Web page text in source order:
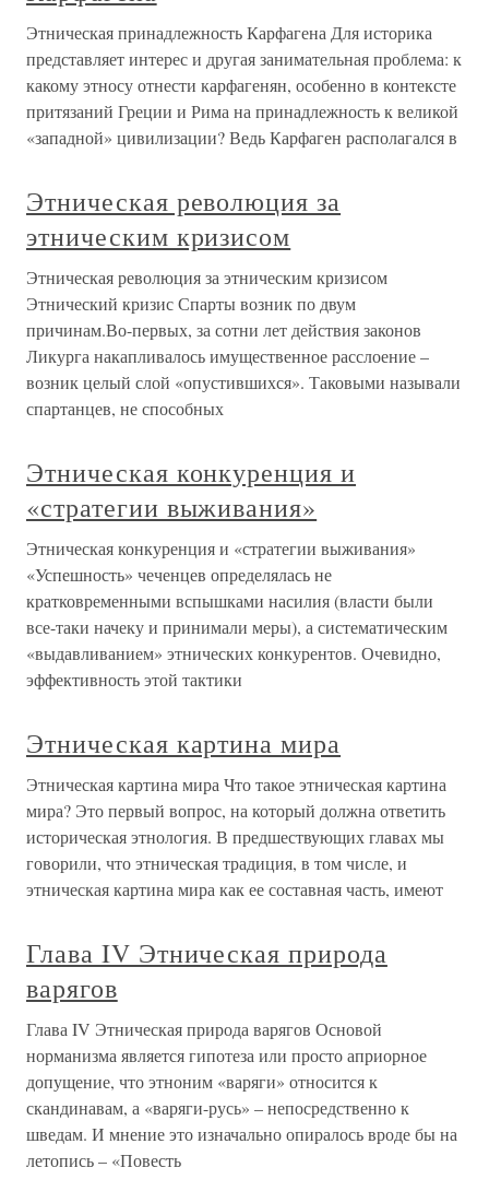
Этническая принадлежность Карфагена Для историка
представляет интерес и другая занимательная проблема: к
какому этносу отнести карфагенян, особенно в контексте
притязаний Греции и Рима на принадлежность к великой
«западной» цивилизации? Ведь Карфаген располагался в
Этническая революция за
этническим кризисом
Этническая революция за этническим кризисом
Этнический кризис Спарты возник по двум
причинам.Во-первых, за сотни лет действия законов
Ликурга накапливалось имущественное расслоение –
возник целый слой «опустившихся». Таковыми называли
спартанцев, не способных
Этническая конкуренция и
«стратегии выживания»
Этническая конкуренция и «стратегии выживания»
«Успешность» чеченцев определялась не
кратковременными вспышками насилия (власти были
все-таки начеку и принимали меры), а систематическим
«выдавливанием» этнических конкурентов. Очевидно,
эффективность этой тактики
Этническая картина мира
Этническая картина мира Что такое этническая картина
мира? Это первый вопрос, на который должна ответить
историческая этнология. В предшествующих главах мы
говорили, что этническая традиция, в том числе, и
этническая картина мира как ее составная часть, имеют
Глава IV Этническая природа
варягов
Глава IV Этническая природа варягов Основой
норманизма является гипотеза или просто априорное
допущение, что этноним «варяги» относится к
скандинавам, а «варяги-русь» – непосредственно к
шведам. И мнение это изначально опиралось вроде бы на
летопись – «Повесть